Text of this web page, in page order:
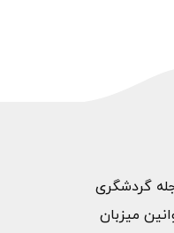
گردشگری
میزبان